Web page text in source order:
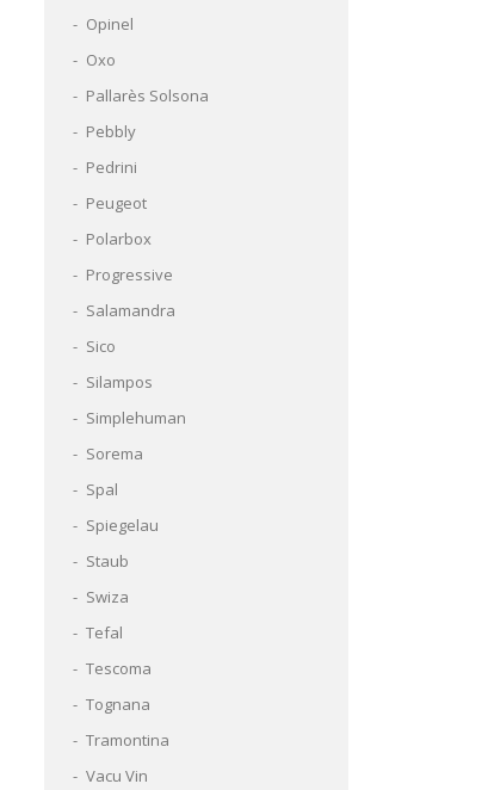
Opinel
Oxo
Pallarès Solsona
Pebbly
Pedrini
Peugeot
Polarbox
Progressive
Salamandra
Sico
Silampos
Simplehuman
Sorema
Spal
Spiegelau
Staub
Swiza
Tefal
Tescoma
Tognana
Tramontina
Vacu Vin